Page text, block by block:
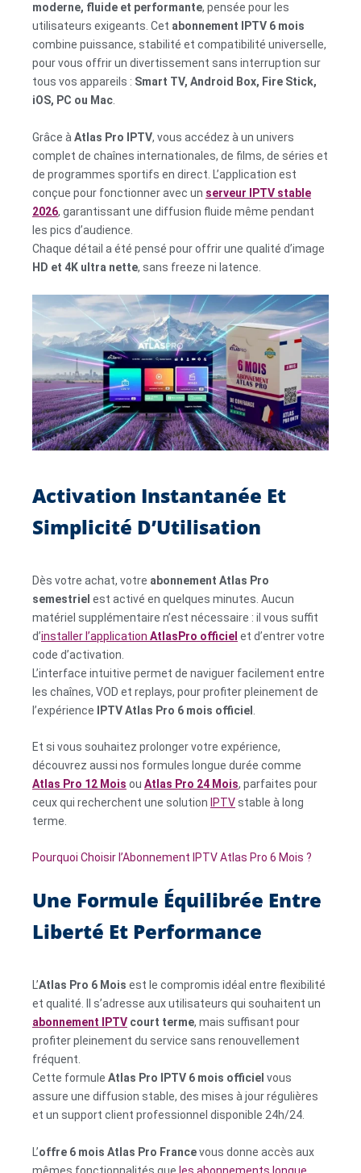
moderne, fluide et performante, pensée pour les
utilisateurs exigeants. Cet abonnement IPTV 6 mois
combine puissance, stabilité et compatibilité universelle,
pour vous offrir un divertissement sans interruption sur
tous vos appareils : Smart TV, Android Box, Fire Stick,
iOS, PC ou Mac.
Grâce à Atlas Pro IPTV, vous accédez à un univers
complet de chaînes internationales, de films, de séries et
de programmes sportifs en direct. L’application est
conçue pour fonctionner avec un serveur IPTV stable
2026, garantissant une diffusion fluide même pendant
les pics d’audience.
Chaque détail a été pensé pour offrir une qualité d’image
HD et 4K ultra nette, sans freeze ni latence.
Activation Instantanée Et
Simplicité D’Utilisation
Dès votre achat, votre abonnement Atlas Pro
semestriel est activé en quelques minutes. Aucun
matériel supplémentaire n’est nécessaire : il vous suffit
d’installer l’application AtlasPro officiel et d’entrer votre
code d’activation.
L’interface intuitive permet de naviguer facilement entre
les chaînes, VOD et replays, pour profiter pleinement de
l’expérience
IPTV Atlas Pro 6 mois officiel
Et si vous souhaitez prolonger votre expérience,
découvrez aussi nos formules longue durée comme
Atlas Pro 12 Mois ou Atlas Pro 24 Mois, parfaites pour
ceux qui recherchent une solution IPTVstable à long
terme.
Pourquoi Choisir l’Abonnement IPTV Atlas Pro 6 Mois ?
Une Formule Équilibrée Entre
Liberté Et Performance
L’Atlas Pro 6 Mois est le compromis idéal entre flexibilité
et qualité. Il s’adresse aux utilisateurs qui souhaitent un
abonnement IPTV court terme, mais suffisant pour
profiter pleinement du service sans renouvellement
fréquent.
Cette formule Atlas Pro IPTV 6 mois officiel vous
assure une diffusion stable, des mises à jour régulières
et un support client professionnel disponible 24h/24.
L’offre 6 mois Atlas Pro Francevous donne accès aux
mêmes fonctionnalités que les abonnements longue